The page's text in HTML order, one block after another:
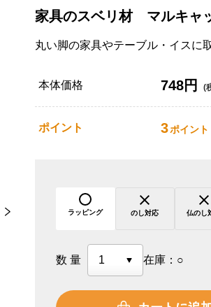
家具のスベリ材 マルキャ
丸い脚の家具やテーブル・イスに
本体価格 748円 (
ポイント 3ポイント
ラッピング のし対応 仏のし
数量 在庫： ○